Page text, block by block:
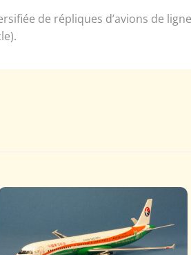
de répliques d’avions de